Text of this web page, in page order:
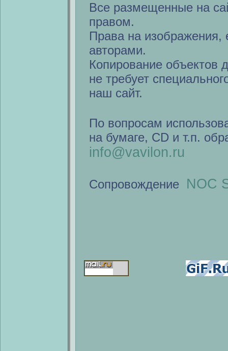
Все размещенные на
правом.
Права на изображения,
авторами.
Копирование объектов
не требует
наш сайт.
По вопросам
на бумаге, CD и т.п.
info@vavilon.ru
Сопровождение NOC